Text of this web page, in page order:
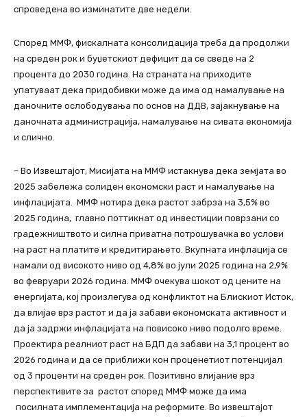
спроведена во изминатите две недели.
Според ММФ, фискалната консолидација треба да продолжи
на среден рок и буџетскиот дефицит да се сведе на 2
процента до 2030 година. На страната на приходите
упатуваат дека придобивки може да има од намалување на
даночните ослободувања по основ на ДДВ, зајакнување на
даночната администрација, намалување на сивата економија
и слично.
– Во Извештајот, Мисијата на ММФ истакнува дека земјата во
2025 забележа солиден економски раст и намалување на
инфлацијата. ММФ нотира дека растот забрза на 3,5% во
2025 година, главно поттикнат од инвестиции поврзани со
градежништвото и силна приватна потрошувачка во услови
на раст на платите и кредитирањето. Вкупната инфлација се
намали од високото ниво од 4,8% во јули 2025 година на 2,9%
во февруари 2026 година. ММФ очекува шокот од цените на
енергијата, кој произлегува од конфликтот на Блискиот Исток,
да влијае врз растот и да ја забави економската активност и
да ја задржи инфлацијата на повисоко ниво подолго време.
Проектира реалниот раст на БДП да забави на 3,1 процент во
2026 година и да се приближи кон проценетиот потенцијал
од 3 проценти на среден рок. Позитивно влијание врз
перспективите за растот според ММФ може да има
посилната имплементација на реформите. Во извештајот